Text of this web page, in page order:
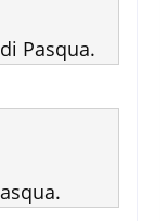
Pasqua.